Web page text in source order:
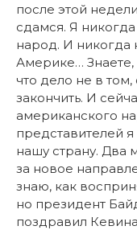
после этой
сдамся. Я
народ. И никогда
Америке…
что дело не в том,
закончить. И
американского
представителей
нашу страну. Два
за новое
знаю, как
но президент
поздравил